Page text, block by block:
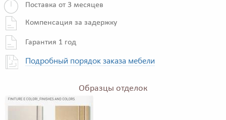
Поставка от 3 месяцев
Компенсация за задержку
Гарантия 1 год
Подробный порядок заказа мебели
Образцы отделок